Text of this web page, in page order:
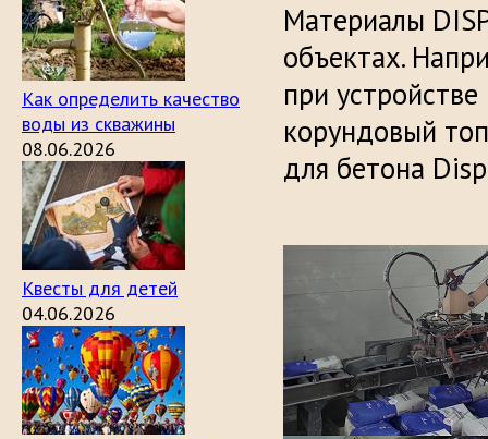
Как определить качество
воды из скважины
08.06.2026
Квесты для детей
04.06.2026
Материалы
объектах.
при
корундовый
для бетона